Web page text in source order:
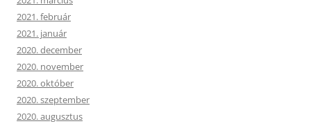
2021. február
2021. január
2020. december
2020. november
2020. október
2020. szeptember
2020. augusztus